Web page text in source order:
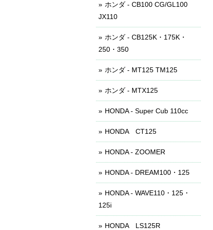
ホンダ - CB100 CG/GL100
JX110
ホンダ - CB125K・175K・
250・350
ホンダ - MT125 TM125
ホンダ - MTX125
HONDA - Super Cub 110cc
HONDA CT125
HONDA - ZOOMER
HONDA - DREAM100・125
HONDA - WAVE110・125・
125i
HONDA LS125R